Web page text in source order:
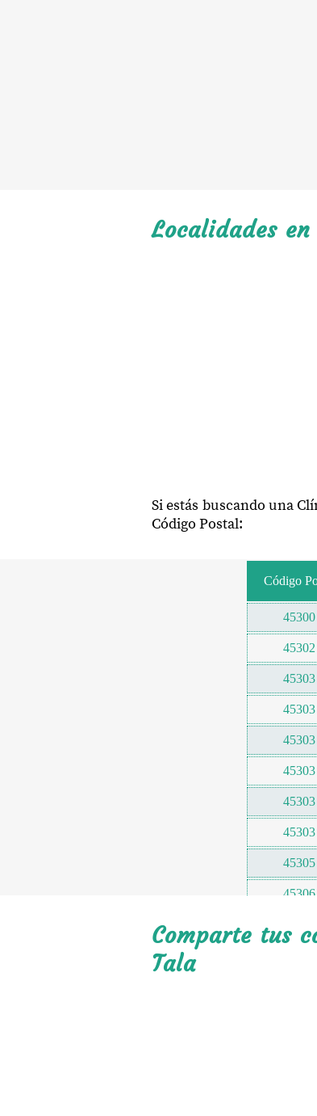
Localidades
Si estás buscando una
Código Postal:
Código
45300
45302
45303
45303
45303
45303
45303
45303
45305
45306
Comparte tus
Tala